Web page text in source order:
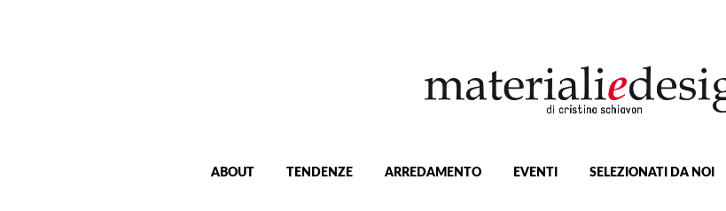
ABOUT TENDENZE ARREDAMENTO EVENTI SELEZIONATI DA NOI